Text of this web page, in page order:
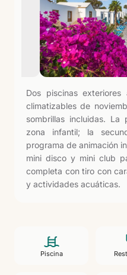
Dos piscinas
climatizables de
sombrillas incluidas. La
zona infantil; la
programa de animación
mini disco y mini club
completa con tiro con
y actividades acuáticas.
Piscina